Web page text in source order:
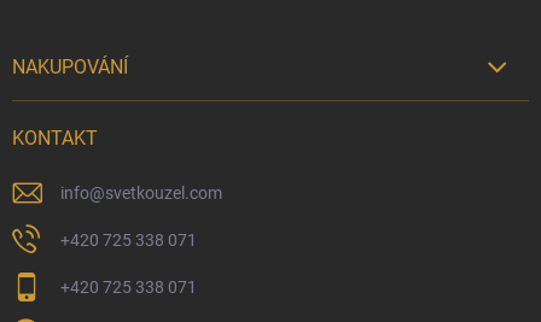
NAKUPOVÁNÍ 
Kamenný obchod
Dárkový rádce 🎁
Reklamace a vrácení zboží
KONTAKT
info@svetkouzel.com
+420 725 338 071
+420 725 338 071